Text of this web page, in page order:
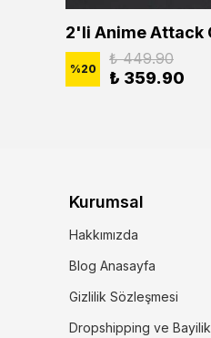
%20
₺ 449.90
₺ 359.90
Kurumsal
Hakkımızda
Blog Anasayfa
Gizlilik Sözleşmesi
Dropshipping ve Bayilik